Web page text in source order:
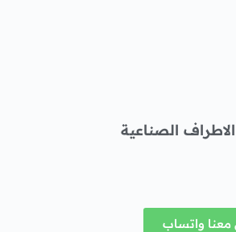
الصناعية
واتساب